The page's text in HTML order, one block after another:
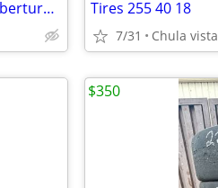
Tesla Model Y Performance 21 inch Uberturbine wheels Tires 255 40 18
7/31 Chula vista
$350